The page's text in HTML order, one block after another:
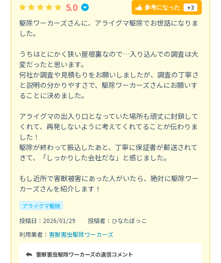
5.0 参考になった +3
駆除ワーカーズさんに、アライグマ駆除でお世話になりま
した。
うちはとにかく狭い屋根裏なので…入り込んでの調査は大
変だったと思います。
何社か調査や見積もりをお願いしましたが、調査の丁寧さ
と説明の分かりやすさで、駆除ワーカーズさんにお願いす
ることに決めました。
アライグマの出入り口となっていた場所も頑丈に封鎖して
くれて、再発しないように考えてくれてることが伝わりま
した！
駆除が終わって振込したあと、丁寧に保証書が郵送されて
きて、「しっかりした会社だな」と感じました。
もし近所で害獣被害にあった人がいたら、絶対に駆除ワー
カーズさんを紹介します！
アライグマ駆除
投稿日：2026/01/29
投稿者：ひなたぼっこ
利用業者： 害獣害虫駆除ワーカーズ
害獣害虫駆除ワーカーズの返信コメント